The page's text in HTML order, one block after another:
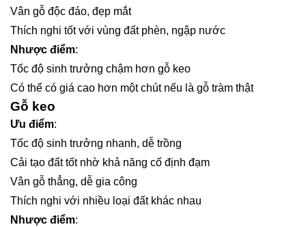
Vân gỗ độc đáo, đẹp mắt
Thích nghi tốt với vùng đất phèn, ngập nước
Nhược điểm:
Tốc độ sinh trưởng chậm hơn gỗ keo
Có thể có giá cao hơn một chút nếu là gỗ tràm thật
Gỗ keo
Ưu điểm:
Tốc độ sinh trưởng nhanh, dễ trồng
Cải tạo đất tốt nhờ khả năng cố định đạm
Vân gỗ thẳng, dễ gia công
Thích nghi với nhiều loại đất khác nhau
Nhược điểm: